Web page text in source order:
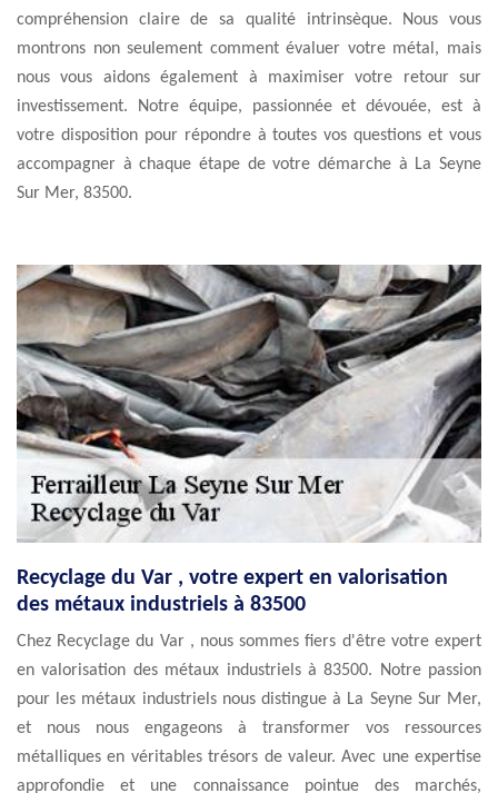
compréhension claire de sa qualité intrinsèque. Nous vous
montrons non seulement comment évaluer votre métal, mais
nous vous aidons également à maximiser votre retour sur
investissement. Notre équipe, passionnée et dévouée, est à
votre disposition pour répondre à toutes vos questions et vous
accompagner à chaque étape de votre démarche à La Seyne
Sur Mer, 83500.
Recyclage du Var , votre expert en valorisation
des métaux industriels à 83500
Chez Recyclage du Var , nous sommes fiers d'être votre expert
en valorisation des métaux industriels à 83500. Notre passion
pour les métaux industriels nous distingue à La Seyne Sur Mer,
et nous nous engageons à transformer vos ressources
métalliques en véritables trésors de valeur. Avec une expertise
approfondie et une connaissance pointue des marchés,